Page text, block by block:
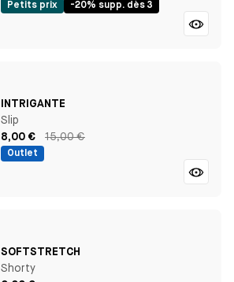
Petits prix -20% supp. dès 3
INTRIGANTE
Slip
8,00 €
15,00 €
Outlet
SOFTSTRETCH
Shorty